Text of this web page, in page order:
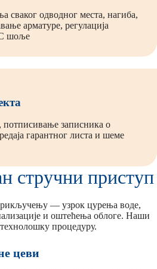
сваког одводног места, нагиба,
арматуре, регулација
шоље
записника о
гарантног листа и шеме
стручни приступ
— узрок цурења воде,
и оштећења облоге. Наши
процедуру.
цеви